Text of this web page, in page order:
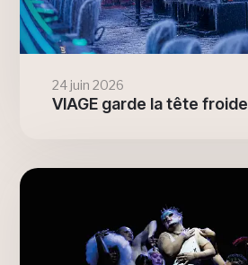
24 juin 2026
VIAGE garde la tête froide